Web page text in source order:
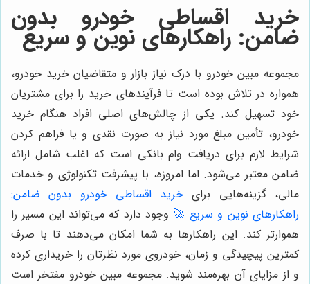
خرید اقساطی خودرو بدون
ضامن: راهکارهای نوین و سریع
مجموعه مبین خودرو با درک نیاز بازار و متقاضیان خرید خودرو،
همواره در تلاش بوده است تا فرآیندهای خرید را برای مشتریان
خود تسهیل کند. یکی از چالش‌های اصلی افراد هنگام خرید
خودرو، تأمین مبلغ مورد نیاز به صورت نقدی و یا فراهم کردن
شرایط لازم برای دریافت وام بانکی است که اغلب شامل ارائه
ضامن معتبر می‌شود. اما امروزه، با پیشرفت تکنولوژی و خدمات
مالی، گزینه‌هایی برایخرید اقساطی خودرو بدون ضامن:
راهکارهای نوین و سریع 🚀 وجود دارد که می‌تواند این مسیر را
هموارتر کند. این راهکارها به شما امکان می‌دهند تا با صرف
کمترین پیچیدگی و زمان، خودروی مورد نظرتان را خریداری کرده
و از مزایای آن بهره‌مند شوید. مجموعه مبین خودرو مفتخر است